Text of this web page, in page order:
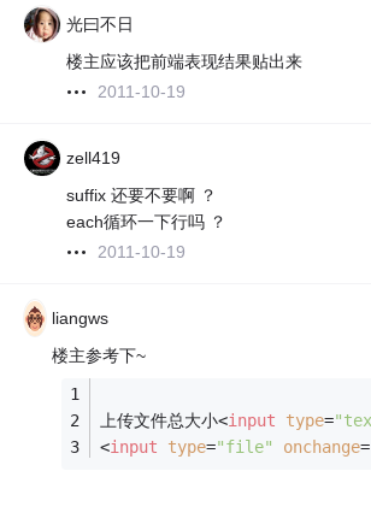
光曰不日
楼主应该把前端表现结果贴出来
2011-10-19
zell419
suffix 还要不要啊 ？
each循环一下行吗 ？
2011-10-19
liangws
楼主参考下~
上传文件总大小<input type=
<input type="file" onchange=